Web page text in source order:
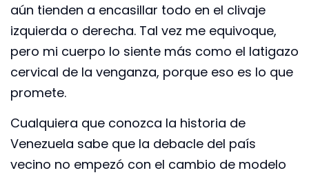
aún tienden a encasillar todo en el clivaje
izquierda o derecha. Tal vez me equivoque,
pero mi cuerpo lo siente más como el latigazo
cervical de la venganza, porque eso es lo que
promete.
Cualquiera que conozca la historia de
Venezuela sabe que la debacle del país
vecino no empezó con el cambio de modelo